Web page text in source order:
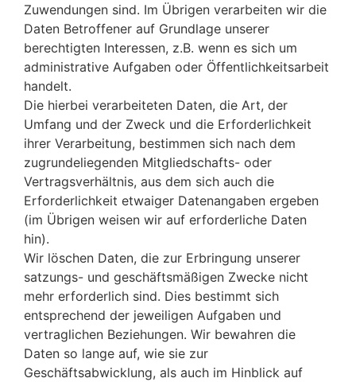
Zuwendungen sind. Im Übrigen verarbeiten wir die
Daten Betroffener auf Grundlage unserer
berechtigten Interessen, z.B. wenn es sich um
administrative Aufgaben oder Öffentlichkeitsarbeit
handelt.
Die hierbei verarbeiteten Daten, die Art, der
Umfang und der Zweck und die Erforderlichkeit
ihrer Verarbeitung, bestimmen sich nach dem
zugrundeliegenden Mitgliedschafts- oder
Vertragsverhältnis, aus dem sich auch die
Erforderlichkeit etwaiger Datenangaben ergeben
(im Übrigen weisen wir auf erforderliche Daten
hin).
Wir löschen Daten, die zur Erbringung unserer
satzungs- und geschäftsmäßigen Zwecke nicht
mehr erforderlich sind. Dies bestimmt sich
entsprechend der jeweiligen Aufgaben und
vertraglichen Beziehungen. Wir bewahren die
Daten so lange auf, wie sie zur
Geschäftsabwicklung, als auch im Hinblick auf